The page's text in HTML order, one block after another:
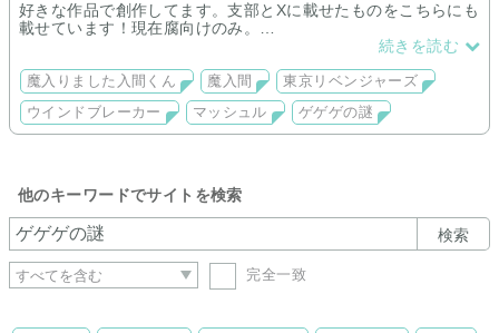
好きな作品で創作してます。支部とXに載せたものをこちらにも
載せています！現在腐向けのみ。
東リベ🎍受け、ゲ謎💧受け、魔入間🐬受けと🐍受け、マッシュ
続きを読む
魔入りました入間くん 魔入間
東京リベンジャーズ
ウインドブレーカー
マッシュル ゲゲゲの謎
他のキーワードでサイトを検索
検索
完全一致